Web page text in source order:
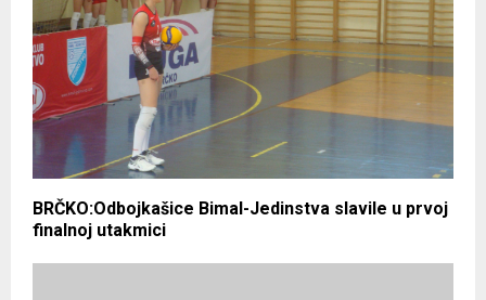
BRČKO:Odbojkašice Bimal-Jedinstva slavile u prvoj
finalnoj utakmici